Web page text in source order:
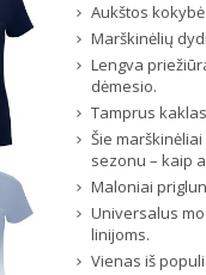
Aukštos
Marškinėlių
Lengva
dėmesio.
Tamprus
Šie
sezonu – kaip
Maloniai
Universalus
linijoms.
Vienas iš